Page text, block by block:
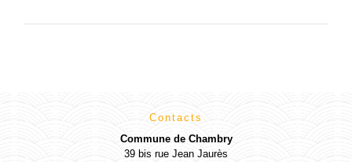
Contacts
Commune de Chambry
39 bis rue Jean Jaurès